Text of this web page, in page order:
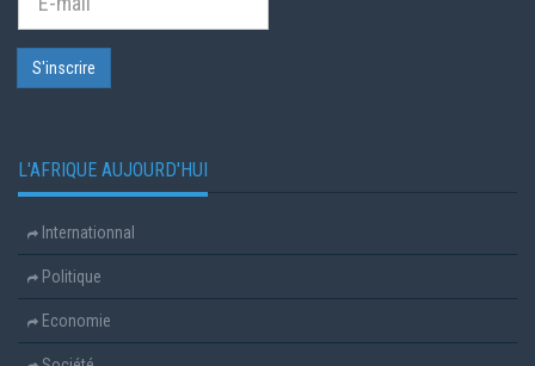
L'AFRIQUE AUJOURD'HUI
Internationnal
Politique
Economie